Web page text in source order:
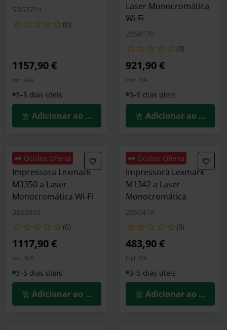
50G0714
(0)
1157,90 €
Incl. IVA
3–5 dias úteis
Adicionar ao Carrinho
Laser Monocromática
Wi-Fi
29S8170
(0)
921,90 €
Incl. IVA
3–5 dias úteis
Adicionar ao
🕶️ Óculos Oferta
Impressora Lexmark
M3350 a Laser
Monocromática Wi-Fi
38S0960
(0)
1117,90 €
Incl. IVA
3–5 dias úteis
Adicionar ao Carrinho
🕶️ Óculos Oferta
Impressora Lexmark
M1342 a Laser
Monocromática
29S0419
(0)
483,90 €
Incl. IVA
3–5 dias úteis
Adicionar ao